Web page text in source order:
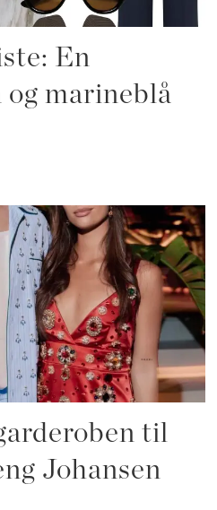
En
marineblå
til
Johansen